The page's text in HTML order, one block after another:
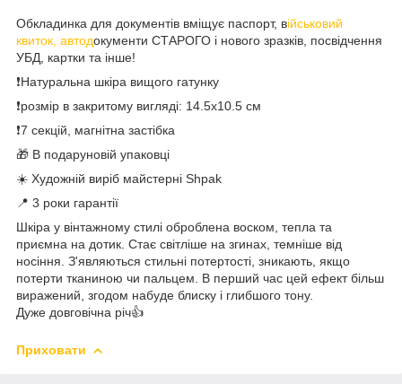
Обкладинка для документів вміщує паспорт, військовий
квиток, автодокументи СТАРОГО і нового зразків, посвідчення
УБД, картки та інше!
❗️Натуральна шкіра вищого гатунку
❗️розмір в закритому вигляді: 14.5х10.5 см
❗️7 секцій, магнітна застібка
🎁 В подаруновій упаковці
☀️ Художній виріб майстерні Shpak
📍 3 роки гарантії
Шкіра у вінтажному стилі оброблена воском, тепла та
приємна на дотик. Стає світліше на згинах, темніше від
носіння. З'являються стильні потертості, зникають, якщо
потерти тканиною чи пальцем. В перший час цей ефект більш
виражений, згодом набуде блиску і глибшого тону.
Дуже довговічна річ👍
Приховати